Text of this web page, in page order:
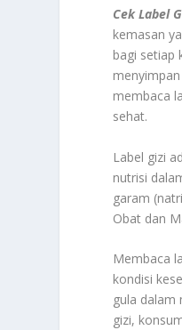
Cek Label
kemasan
bagi setiap
membaca
sehat.
Label gizi
nutrisi
garam
Obat dan
Membaca
kondisi
gula dalam
gizi,